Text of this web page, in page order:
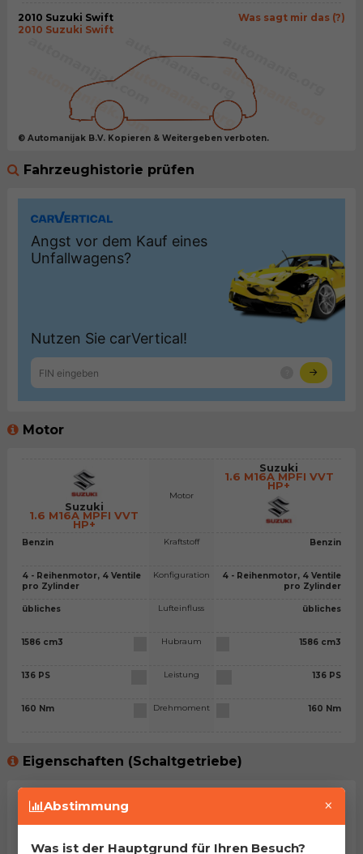
Was sagt mir das (?)
2010 Suzuki Swift
2010 Suzuki Swift
© Automanijak B.V. Kopieren & Weitergeben verboten.
Fahrzeughistorie prüfen
Motor
Suzuki
1.6 M16A MPFI VVT
HP+
Benzin
4 - Reihenmotor, 4 Ventile
pro Zylinder
übliches
1586 cm3
136 PS
160 Nm
Motor
Kraftstoff
Konfiguration
Lufteinfluss
Hubraum
Leistung
Drehmoment
Suzuki
1.6 M16A MPFI VVT
HP+
Benzin
4 - Reihenmotor, 4 Ventile
pro Zylinder
übliches
1586 cm3
136 PS
160 Nm
Eigenschaften (Schaltgetriebe)
Schaltgetriebe - 6 Gänge Schaltgetriebe - 6 Gänge
Abstimmung ×
Was ist der Hauptgrund für Ihren Besuch?